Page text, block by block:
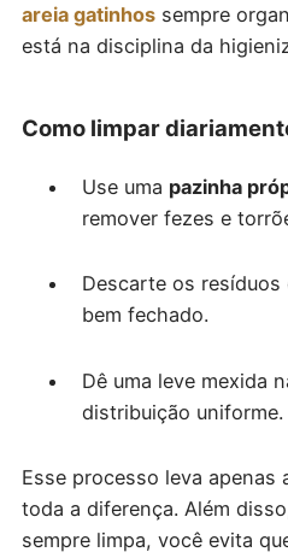
areia gatinhossempre
está na disciplina da
Como limpar
Use uma pazinha
remover fezes e
Descarte os
bem fechado.
Dê uma leve mexida
distribuição uniforme.
Esse processo leva apenas
toda a diferença. Além
sempre limpa, você evita